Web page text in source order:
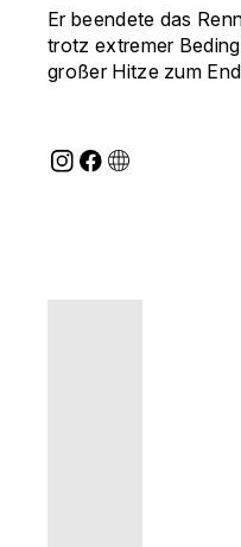
Er beendete das
trotz extremer
großer Hitze zum